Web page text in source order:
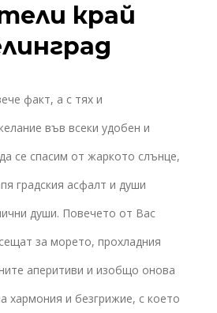
край
факт, а с тях и
във всеки удобен и
се спасим от жаркото слънце,
градския асфалт и души
души. Повечето от Вас
за морето, прохладния
аперитиви и изобщо онова
хармония и безгрижие, с което